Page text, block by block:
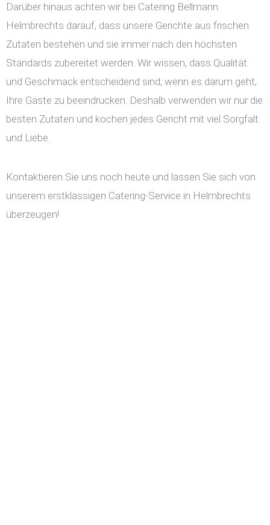
Darüber hinaus achten wir bei Catering Bellmann
Helmbrechts darauf, dass unsere Gerichte aus frischen
Zutaten bestehen und sie immer nach den höchsten
Standards zubereitet werden. Wir wissen, dass Qualität
und Geschmack entscheidend sind, wenn es darum geht,
Ihre Gäste zu beeindrucken. Deshalb verwenden wir nur die
besten Zutaten und kochen jedes Gericht mit viel Sorgfalt
und Liebe.
Kontaktieren Sie uns noch heute und lassen Sie sich von
unserem erstklassigen Catering-Service in Helmbrechts
überzeugen!